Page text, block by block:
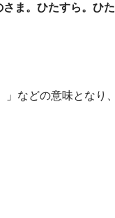
ま。ひたすら。ひた
などの意味となり、